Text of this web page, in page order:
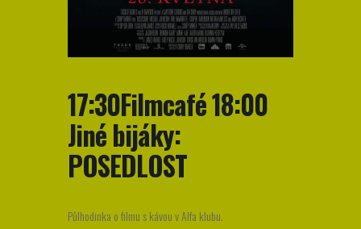
17:30Filmcafé 18:00
Jiné bijáky:
POSEDLOST
Půlhodinka o filmu s kávou v Alfa klubu.